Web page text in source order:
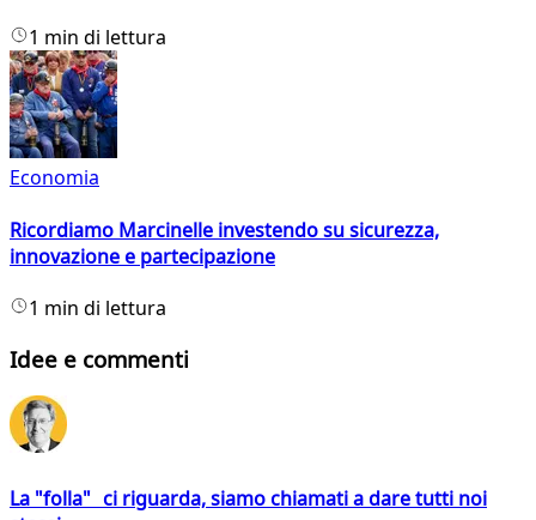
1 min di lettura
Economia
Ricordiamo Marcinelle investendo su sicurezza,
innovazione e partecipazione
1 min di lettura
Idee e commenti
La "folla" ci riguarda, siamo chiamati a dare tutti noi